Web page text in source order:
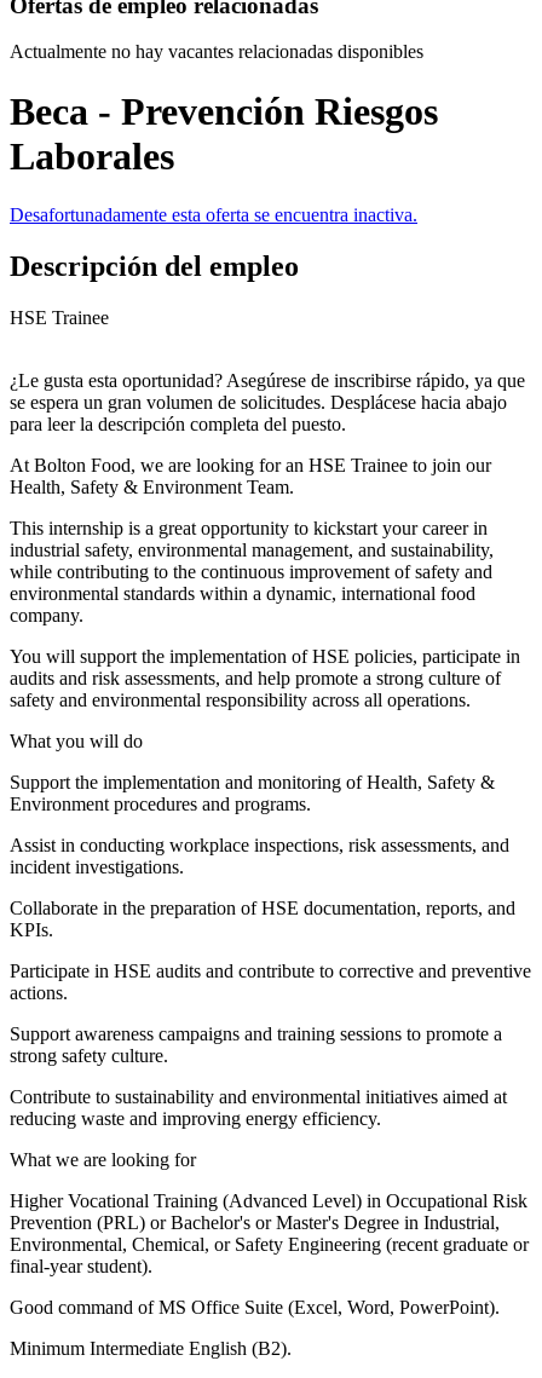
Actualmente no hay vacantes relacionadas disponibles
Beca - Prevención Riesgos
Laborales
Desafortunadamente esta oferta se encuentra inactiva.
Descripción del empleo
HSE Trainee
¿Le gusta esta oportunidad? Asegúrese de inscribirse rápido, ya que
se espera un gran volumen de solicitudes. Desplácese hacia abajo
para leer la descripción completa del puesto.
At Bolton Food, we are looking for an HSE Trainee to join our
Health, Safety & Environment Team.
This internship is a great opportunity to kickstart your career in
industrial safety, environmental management, and sustainability,
while contributing to the continuous improvement of safety and
environmental standards within a dynamic, international food
company.
You will support the implementation of HSE policies, participate in
audits and risk assessments, and help promote a strong culture of
safety and environmental responsibility across all operations.
What you will do
Support the implementation and monitoring of Health, Safety &
Environment procedures and programs.
Assist in conducting workplace inspections, risk assessments, and
incident investigations.
Collaborate in the preparation of HSE documentation, reports, and
KPIs.
Participate in HSE audits and contribute to corrective and preventive
actions.
Support awareness campaigns and training sessions to promote a
strong safety culture.
Contribute to sustainability and environmental initiatives aimed at
reducing waste and improving energy efficiency.
What we are looking for
Higher Vocational Training (Advanced Level) in Occupational Risk
Prevention (PRL) or Bachelor's or Master's Degree in Industrial,
Environmental, Chemical, or Safety Engineering (recent graduate or
final-year student).
Good command of MS Office Suite (Excel, Word, PowerPoint).
Minimum Intermediate English (B2).